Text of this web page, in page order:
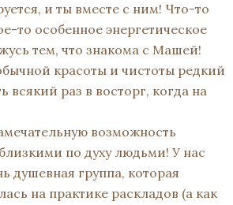
и ты вместе с ним! Что-то
то особенное энергетическое
тем, что знакома с Машей!
красоты и чистоты редкий
всякий раз в восторг, когда на
возможность
по духу людьми! У нас
душевная группа, которая
на практике раскладов (а как